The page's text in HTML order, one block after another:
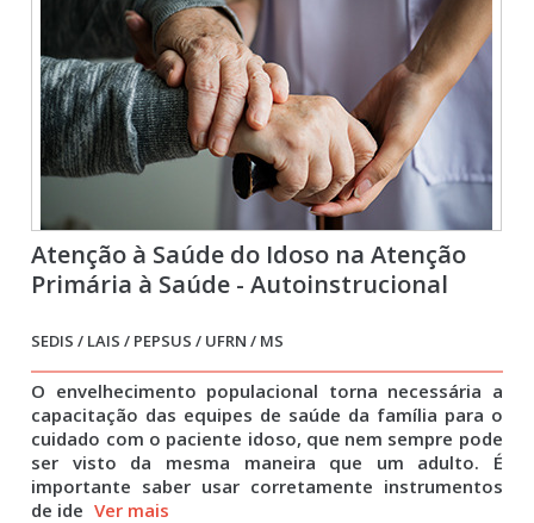
Atenção à Saúde do Idoso na Atenção
Primária à Saúde - Autoinstrucional
SEDIS / LAIS / PEPSUS / UFRN / MS
O envelhecimento populacional torna necessária a
capacitação das equipes de saúde da família para o
cuidado com o paciente idoso, que nem sempre pode
ser visto da mesma maneira que um adulto. É
importante saber usar corretamente instrumentos
de ide Ver mais